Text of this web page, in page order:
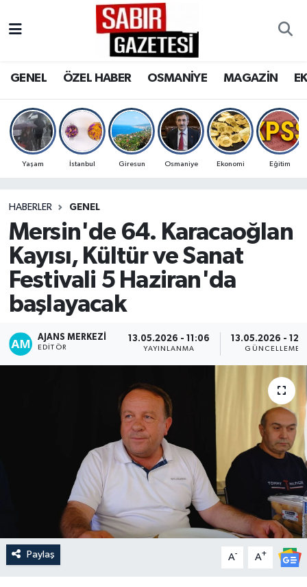
GENEL ÖZEL HABER OSMANİYE MAGAZİN
Yaşam İstanbul Giresun Osmaniye Ekonomi Eğitim
HABERLER GENEL
Mersin'de 64. Karacaoğlan
Kayısı, Kültür ve Sanat
Festivali 5 Haziran'da
başlayacak
AJANS MERKEZI
EDITÖR
13.05.2026 - 11:06
YAYINLANMA
13.05.2026 -
GÜNCELLEME
Paylaş A- A+
OSMANİYE
MAGAZİN
SPOR
RESMİ İLANLAR
Osmaniye Nöbetçi Eczaneler
Osmaniye Trafik Yoğunluk Haritası
Süper Lig Puan Durumu ve Fikstür
Son Dakika Haberleri
Haber Arşivi